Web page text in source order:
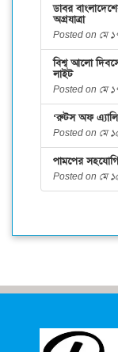
ডাবর
অগ্রযাত্রা
Posted on মে
বিশ্ব আলো
লাইট
Posted on মে
‘রুটস অফ
Posted on মে
পামপের
Posted on মে